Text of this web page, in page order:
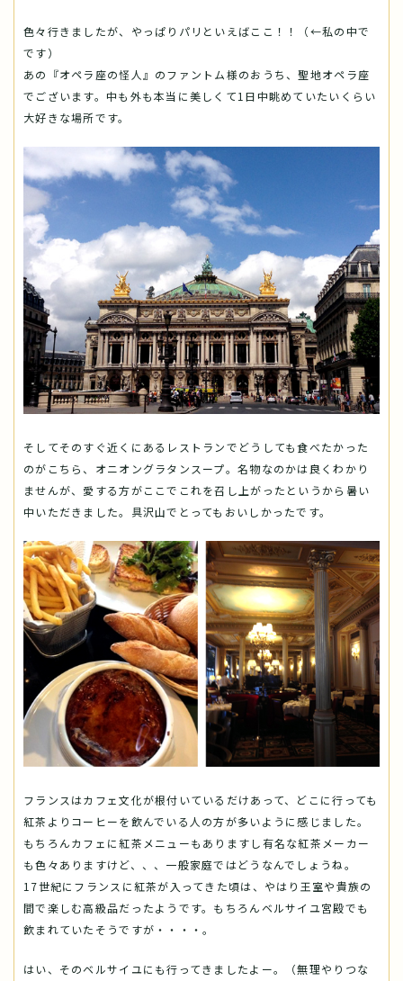
色々行きましたが、やっぱりパリといえばここ！！（←私の中で
です）
あの『オペラ座の怪人』のファントム様のおうち、聖地オペラ座
でございます。中も外も本当に美しくて1日中眺めていたいくらい
大好きな場所です。
そしてそのすぐ近くにあるレストランでどうしても食べたかった
のがこちら、オニオングラタンスープ。名物なのかは良くわかり
ませんが、愛する方がここでこれを召し上がったというから暑い
中いただきました。具沢山でとってもおいしかったです。
フランスはカフェ文化が根付いているだけあって、どこに行っても
紅茶よりコーヒーを飲んでいる人の方が多いように感じました。
もちろんカフェに紅茶メニューもありますし有名な紅茶メーカー
も色々ありますけど、、、一般家庭ではどうなんでしょうね。
17世紀にフランスに紅茶が入ってきた頃は、やはり王室や貴族の
間で楽しむ高級品だったようです。もちろんベルサイユ宮殿でも
飲まれていたそうですが・・・・。
はい、そのベルサイユにも行ってきましたよー。（無理やりつな